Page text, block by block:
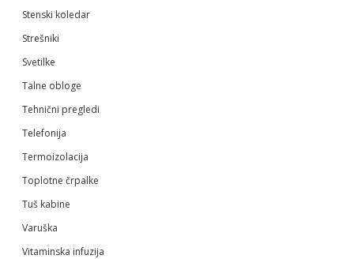
Stenski koledar
Strešniki
Svetilke
Talne obloge
Tehnični pregledi
Telefonija
Termoizolacija
Toplotne črpalke
Tuš kabine
Varuška
Vitaminska infuzija